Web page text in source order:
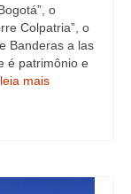
o
Colpatria”, o
Banderas a las
é patrimônio e
leia mais